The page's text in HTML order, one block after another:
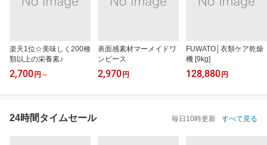
楽天1位☆美味しく200種
類以上の栄養素♪
2,700 円 ～
表面感素材マーメイドワ
ンピース
2,970 円
FUWATO│衣類ケア乾燥
機 [9kg]
128,880 円
24時間タイムセール 毎日10時更新 すべて見る